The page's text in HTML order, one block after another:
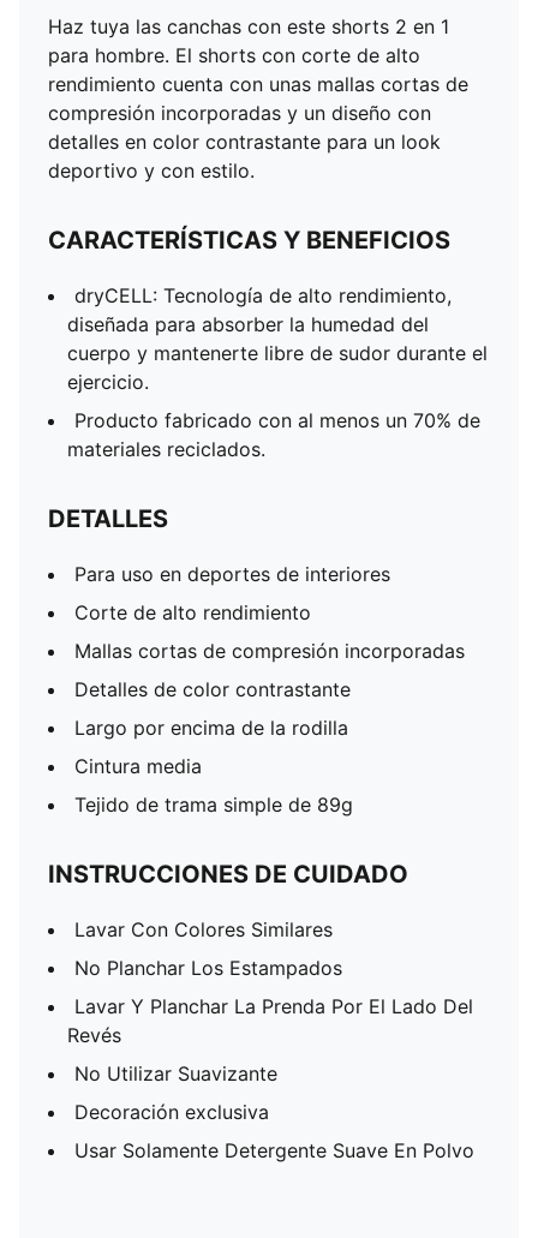
Para uso en deportes de interiores
Corte de alto rendimiento
Mallas cortas de compresión incorporadas
Detalles de color contrastante
Largo por encima de la rodilla
Cintura media
Tejido de trama simple de 89g
Haz tuya las canchas con este shorts 2 en 1
para hombre. El shorts con corte de alto
rendimiento cuenta con unas mallas cortas de
compresión incorporadas y un diseño con
detalles en color contrastante para un look
deportivo y con estilo.
CARACTERÍSTICAS Y BENEFICIOS
dryCELL: Tecnología de alto rendimiento,
diseñada para absorber la humedad del
cuerpo y mantenerte libre de sudor durante el
ejercicio.
Producto fabricado con al menos un 70% de
materiales reciclados.
DETALLES
Para uso en deportes de interiores
Corte de alto rendimiento
Mallas cortas de compresión incorporadas
Detalles de color contrastante
Largo por encima de la rodilla
Cintura media
Tejido de trama simple de 89g
INSTRUCCIONES DE CUIDADO
Lavar Con Colores Similares
No Planchar Los Estampados
Lavar Y Planchar La Prenda Por El Lado Del
Revés
No Utilizar Suavizante
Decoración exclusiva
Usar Solamente Detergente Suave En Polvo